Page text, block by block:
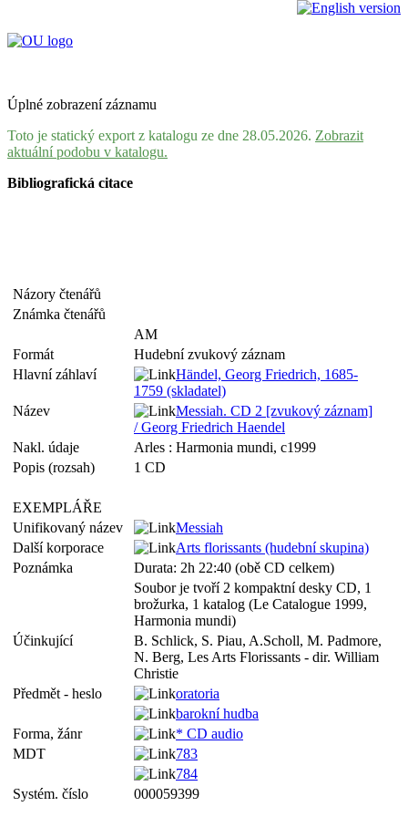
Úplné zobrazení záznamu
Toto je statický export z katalogu ze dne 28.05.2026. Zobrazit
aktuální podobu v katalogu.
Bibliografická citace
Názory čtenářů
Známka čtenářů
AM
Formát
Hudební zvukový záznam
Hlavní záhlaví
Händel, Georg Friedrich, 1685-
1759 (skladatel)
Název
Messiah. CD 2 [zvukový záznam]
/ Georg Friedrich Haendel
Nakl. údaje
Arles : Harmonia mundi, c1999
Popis (rozsah)
1 CD
EXEMPLÁŘE
Unifikovaný název
Messiah
Další korporace
Arts florissants (hudební skupina)
Poznámka
Durata: 2h 22:40 (obě CD celkem)
Soubor je tvoří 2 kompaktní desky CD, 1
brožurka, 1 katalog (Le Catalogue 1999,
Harmonia mundi)
Účinkující
B. Schlick, S. Piau, A.Scholl, M. Padmore,
N. Berg, Les Arts Florissants - dir. William
Christie
Předmět - heslo
oratoria
barokní hudba
Forma, žánr
* CD audio
MDT
783
784
Systém. číslo
000059399